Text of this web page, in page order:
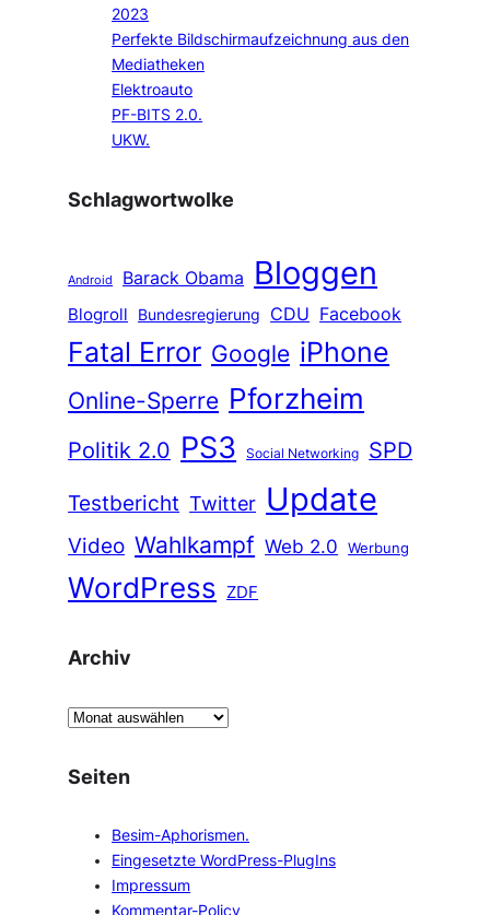
2023
Perfekte Bildschirmaufzeichnung aus den
Mediatheken
Elektroauto
PF-BITS 2.0.
UKW.
Schlagwortwolke
Android Barack Obama Bloggen
Blogroll Bundesregierung CDU Facebook
Fatal Error Google iPhone
Online-Sperre Pforzheim
Politik 2.0 PS3 Social Networking
SPD
Testbericht Twitter Update
Video Wahlkampf Web 2.0 Werbung
WordPress ZDF
Archiv
A
c
h
Seiten
Besim-Aphorismen.
Eingesetzte WordPress-PlugIns
Impressum
Kommentar-Policy